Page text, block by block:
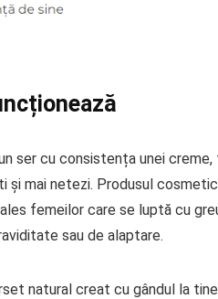
ser cu consistența unei
și mai netezi. Produsul
femeilor care se luptă cu
sau de alaptare.
natural creat cu gândul la